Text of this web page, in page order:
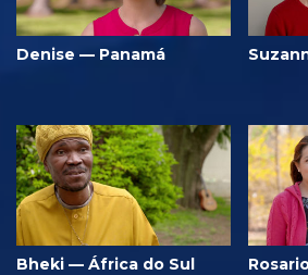
Denise — Panamá
Bheki — África do Sul